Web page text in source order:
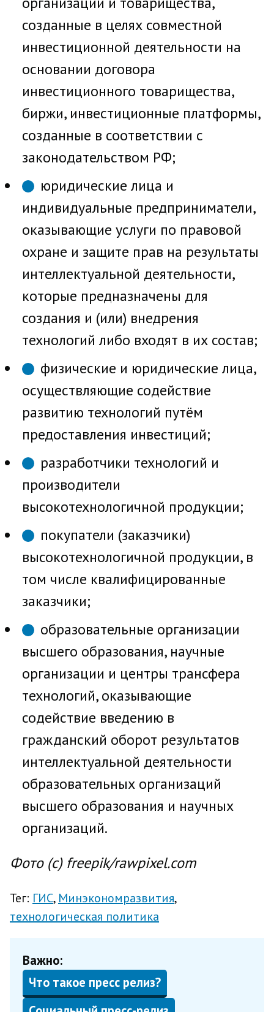
созданные в целях совместной
инвестиционной деятельности на
основании договора
инвестиционного товарищества,
биржи, инвестиционные платформы,
созданные в соответствии с
законодательством РФ;
юридические лица и
индивидуальные предприниматели,
оказывающие услуги по правовой
охране и защите прав на результаты
интеллектуальной деятельности,
которые предназначены для
создания и (или) внедрения
технологий либо входят в их состав;
физические и юридические лица,
осуществляющие содействие
развитию технологий путём
предоставления инвестиций;
разработчики технологий и
производители
высокотехнологичной продукции;
покупатели (заказчики)
высокотехнологичной продукции, в
том числе квалифицированные
заказчики;
образовательные организации
высшего образования, научные
организации и центры трансфера
технологий, оказывающие
содействие введению в
гражданский оборот результатов
интеллектуальной деятельности
образовательных организаций
высшего образования и научных
организаций.
Фото (с) freepik/rawpixel.com
Тег: ГИС Минэкономразвития
технологическая политика
Важно:
Что такое пресс релиз?